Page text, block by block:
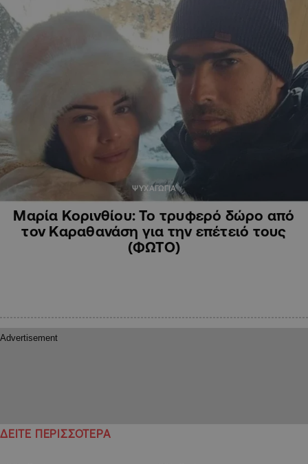
ΨΥΧΑΓΩΓΙΑ
Μαρία Κορινθίου: Το τρυφερό δώρο από
τον Καραθανάση για την επέτειό τους
(ΦΩΤΟ)
ΔΕΙΤΕ ΠΕΡΙΣΣΟΤΕΡΑ